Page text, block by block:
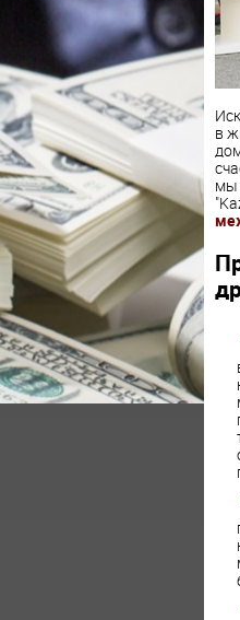
в
мы